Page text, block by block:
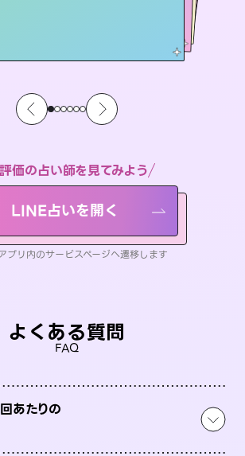
価の占い師を見てみよう
LINE占いを開く
リ内のサービスページへ遷移します
よくある質問
FAQ
あたりの